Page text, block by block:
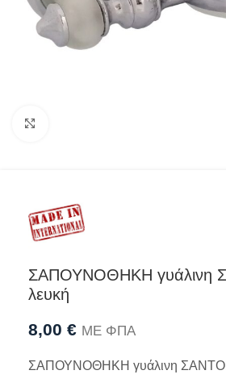
ΣΑΠΟΥΝΟΘΗΚΗ γυάλινη
λευκή
8,00 € ΜΕ ΦΠΑ
ΣΑΠΟΥΝΟΘΗΚΗ γυάλινη